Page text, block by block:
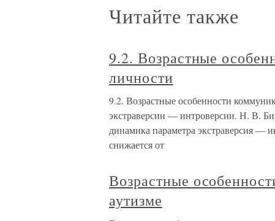
Читайте также
9.2. Возрастные
личности
9.2. Возрастные особенности
экстраверсии — интроверсии. Н. В.
динамика параметра экстраверсия —
снижается от
Возрастные
аутизме